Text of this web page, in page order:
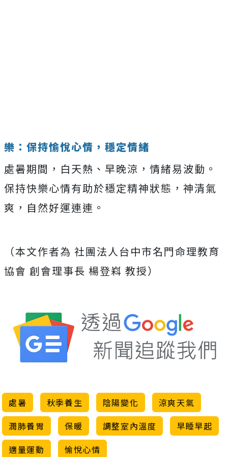
樂：保持愉悅心情，穩定情緒
處暑期間，白天熱、早晚涼，情緒易波動。
保持快樂心情有助於穩定精神狀態，神清氣
爽，自然好運連連。
（本文作者為 社團法人台中市名門命理教育
協會 創會理事長 楊登嵙 教授）
處暑 秋季養生 陰陽變化
涼爽天氣
潤肺養胃
保暖 調整室內溫度
早睡早起
適量運動
愉悅心情